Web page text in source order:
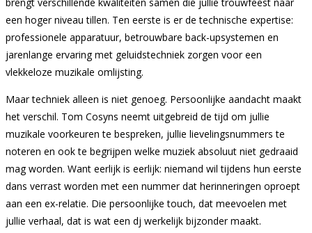
een hoger niveau tillen. Ten eerste is er de technische expertise:
professionele apparatuur, betrouwbare back-upsystemen en
jarenlange ervaring met geluidstechniek zorgen voor een
vlekkeloze muzikale omlijsting.
Maar techniek alleen is niet genoeg. Persoonlijke aandacht maakt
het verschil. Tom Cosyns neemt uitgebreid de tijd om jullie
muzikale voorkeuren te bespreken, jullie lievelingsnummers te
noteren en ook te begrijpen welke muziek absoluut niet gedraaid
mag worden. Want eerlijk is eerlijk: niemand wil tijdens hun eerste
dans verrast worden met een nummer dat herinneringen oproept
aan een ex-relatie. Die persoonlijke touch, dat meevoelen met
jullie verhaal, dat is wat een dj werkelijk bijzonder maakt.